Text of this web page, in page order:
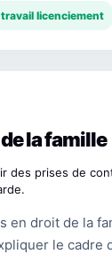
licenciement
la famille
des prises de
en droit de la
le cadre